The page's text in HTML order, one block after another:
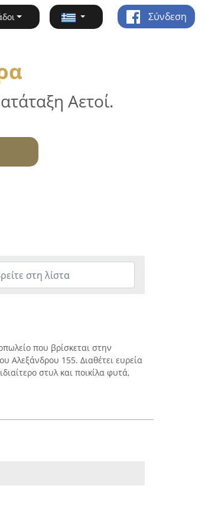
Σύνδεση
Αετοί.
που βρίσκεται στην
Αλεξάνδρου 155. Διαθέτει ευρεία
στυλ και ποικίλα φυτά,